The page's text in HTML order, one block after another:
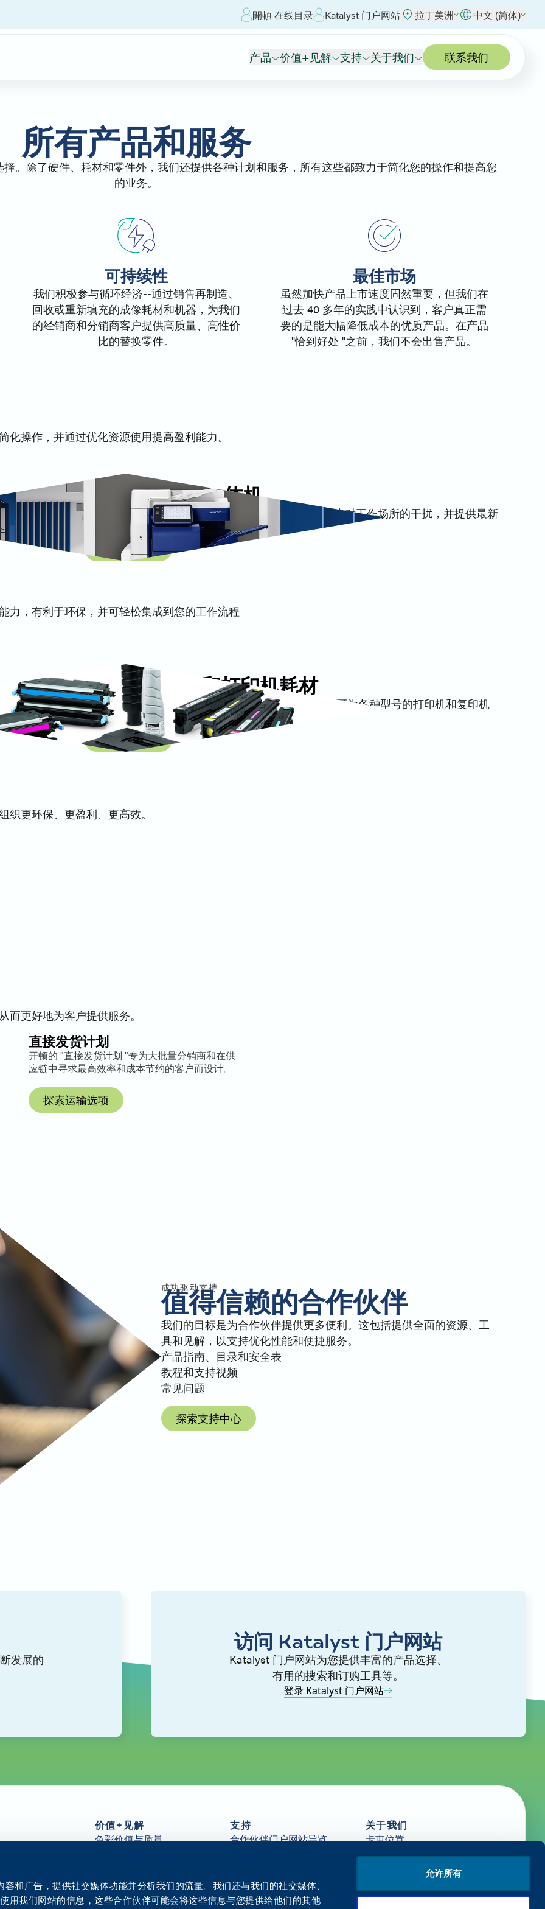
和广告，提供社交媒体功能并分析我们的流量。我们还与我们的社交媒体、
用我们网站的信息，这些合作伙伴可能会将这些信息与您提供给他们的其他
允许所有
開頓 在线目录 Katalyst 门户网站 拉丁美洲 中文 (简体)
产品 价值+见解 支持 关于我们 联系我们
所有产品和服务
。除了硬件、耗材和零件外，我们还提供各种计划和服务，所有这些都致力于简化您的操作和提高您
的业务。
可持续性
我们积极参与循环经济--通过销售再制造、
回收或重新填充的成像耗材和机器，为我们
的经销商和分销商客户提供高质量、高性价
比的替换零件。
最佳市场
虽然加快产品上市速度固然重要，但我们在
过去 40 多年的实践中认识到，客户真正需
要的是能大幅降低成本的优质产品。在产品
"恰到好处 "之前，我们不会出售产品。
操作，并通过优化资源使用提高盈利能力。
Arivia 多功能一体机
Arivia 彩色和黑白多功能一体机可简化您的操作，减少对工作场所的干扰，并提供最新
的功能，而不会使操作变得复杂。
发现差异
力，有利于环保，并可轻松集成到您的工作流程
多功能一体机和打印机耗材
开原提供全系列的成像和打印耗材，经过精心设计，可为各种型号的打印机和复印机
提供优质、可靠的性能。
探索耗材
更环保、更盈利、更高效。
更好地为客户提供服务。
直接发货计划
开顿的 "直接发货计划 "专为大批量分销商和在供
应链中寻求最高效率和成本节约的客户而设计。
探索运输选项
成功驱动支持
值得信赖的合作伙伴
我们的目标是为合作伙伴提供更多便利。这包括提供全面的资源、工
具和见解，以支持优化性能和便捷服务。
产品指南、目录和安全表
教程和支持视频
常见问题
探索支持中心
发展的
访问 Katalyst 门户网站
Katalyst 门户网站为您提供丰富的产品选择、
有用的搜索和订购工具等。
登录 Katalyst 门户网站
价值+见解
色彩价值与质量
洞察力
创新中心
支持
合作伙伴门户网站导览
联系我们
关于我们
卡屯位置